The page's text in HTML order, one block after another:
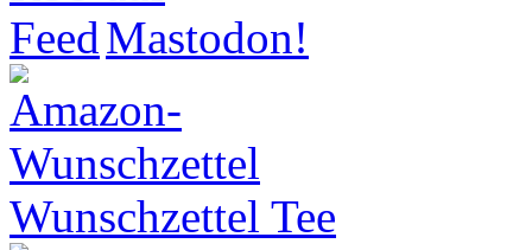
Wunschzettel Tee